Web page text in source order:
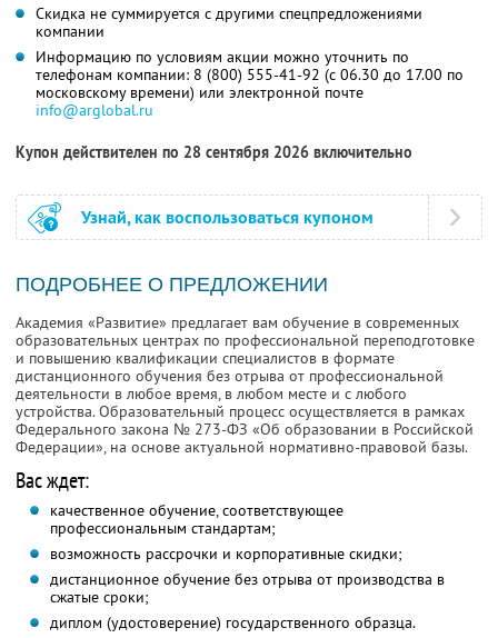
Скидка не суммируется с другими спецпредложениями
компании
Информацию по условиям акции можно уточнить по
телефонам компании: 8 (800) 555-41-92 (с 06.30 до 17.00 по
московскому времени) или электронной почте
info@arglobal.ru
Купон действителен по 28 сентября 2026 включительно
Узнай, как воспользоваться купоном
ПОДРОБНЕЕ О ПРЕДЛОЖЕНИИ
Академия «Развитие» предлагает вам обучение в современных
образовательных центрах по профессиональной переподготовке
и повышению квалификации специалистов в формате
дистанционного обучения без отрыва от профессиональной
деятельности в любое время, в любом месте и с любого
устройства. Образовательный процесс осуществляется в рамках
Федерального закона № 273-ФЗ «Об образовании в Российской
Федерации», на основе актуальной нормативно-правовой базы.
Вас ждет:
качественное обучение, соответствующее
профессиональным стандартам;
возможность рассрочки и корпоративные скидки;
дистанционное обучение без отрыва от производства в
сжатые сроки;
диплом (удостоверение) государственного образца.